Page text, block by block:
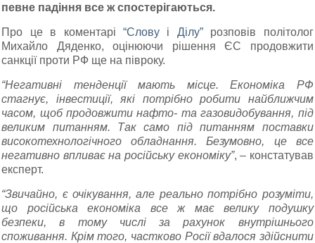
певне падіння все ж спостерігаються.
Про це в коментарі “Слову і Ділу”розповів політолог
Михайло Дяденко, оцінюючи рішення ЄС продовжити
санкції проти РФ ще на півроку.
“Негативні тенденції мають місце. Економіка РФ
стагнує, інвестиції, які потрібно робити найближчим
часом, щоб продовжити нафто- та газовидобування, під
великим питанням. Так само під питанням поставки
високотехнологічного обладнання. Безумовно, це все
негативно впливає на російську економіку”, – констатував
експерт.
“Звичайно, є очікування, але реально потрібно розуміти,
що російська економіка все ж має велику подушку
безпеки, в тому числі за рахунок внутрішнього
споживання. Крім того, частково Росії вдалося здійснити